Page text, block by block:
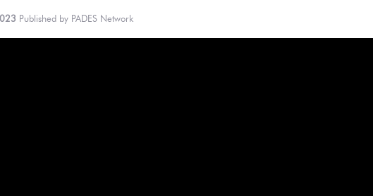
Published by PADES Network